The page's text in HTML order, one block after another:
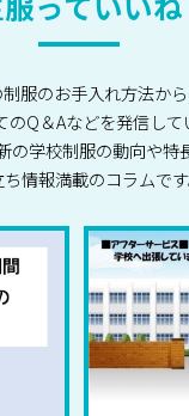
服のお手入れ方法から
Q＆Aなどを発信して
の学校制服の動向や特
情報満載のコラムです